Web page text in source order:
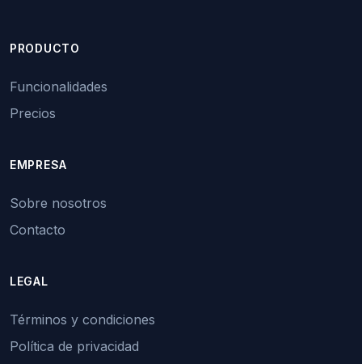
PRODUCTO
Funcionalidades
Precios
EMPRESA
Sobre nosotros
Contacto
LEGAL
Términos y condiciones
Política de privacidad